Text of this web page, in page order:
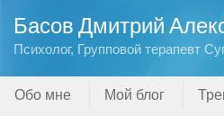
Басов Дмитрий
Психолог, Групповой терапевт
Обо мне Мой блог